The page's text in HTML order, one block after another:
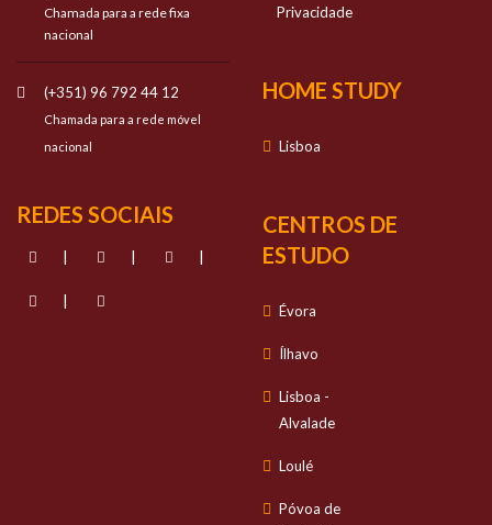
Chamada para a rede fixa
nacional
(+351) 96 792 44 12
Chamada para a rede móvel
nacional
REDES SOCIAIS
| | |
|
Privacidade
HOME STUDY
Lisboa
CENTROS DE
ESTUDO
Évora
Ílhavo
Lisboa -
Alvalade
Loulé
Póvoa de